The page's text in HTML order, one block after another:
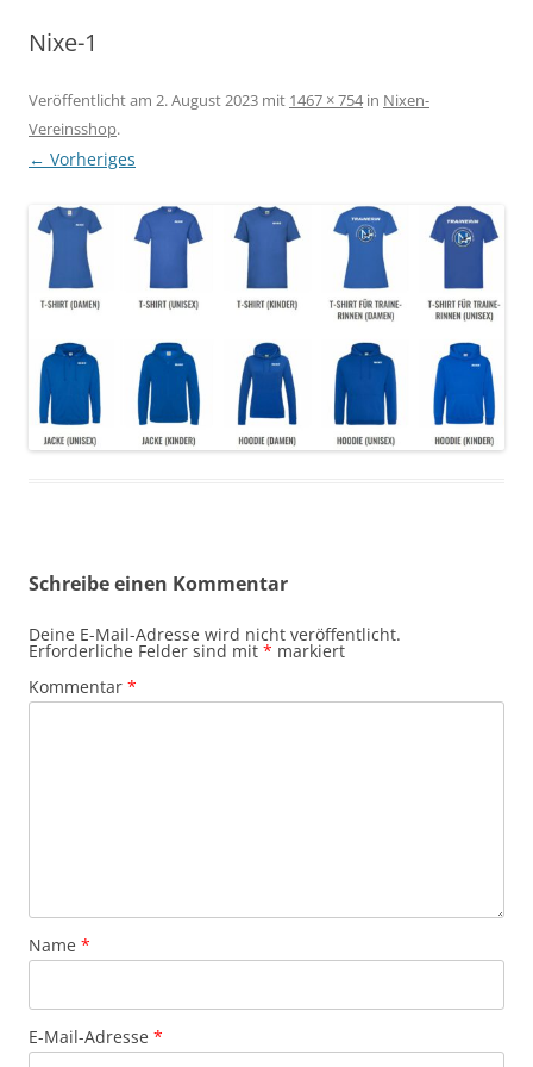
Nixe-1
Veröffentlicht am 2. August 2023 mit 1467 × 754in Nixen-
Vereinsshop.
← Vorheriges
Schreibe einen Kommentar
Deine E-Mail-Adresse wird nicht veröffentlicht.
Erforderliche Felder sind mit * markiert
Kommentar *
Name *
E-Mail-Adresse *